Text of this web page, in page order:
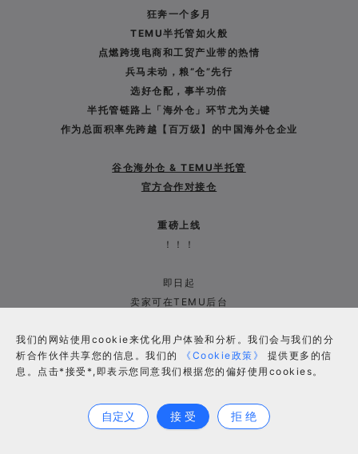
狂奔一个多月
TEMU半托管如火般
点燃跨境电商和工贸产业带的热情
兵马未动，粮“仓”先行
选好仓配，事半功倍
半托管链路上「海外仓」环节尤为关键
作为总面积率先跨越 【百万级】的中国海外仓企业
谷仓海外仓 & TEMU半托管
官方合作对接仓
重磅上线
！！！
即日起
卖家可在TEMU后台
直接选择授权谷仓 海外仓履约
↓
我们的网站使用cookie来优化用户体验和分析。我们会与我们的分
析合作伙伴共享您的信息。我们的
《Cookie政策》
提供更多的信
息。点击*接受*,即表示您同意我们根据您的偏好使用cookies。
自定义 接 受 拒 绝